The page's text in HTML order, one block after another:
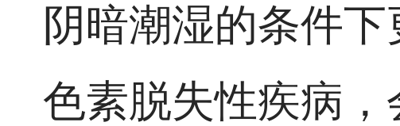
阴暗潮湿的条件
色素脱失性疾病